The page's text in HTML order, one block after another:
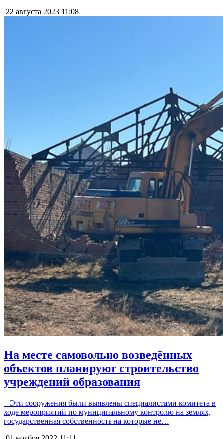
22 августа 2023 11:08
На месте самовольно возведённых
объектов планируют строительство
учреждений образования
– Эти сооружения были выявлены специалистами комитета в
ходе мероприятий по муниципальному контролю на землях,
государственная собственность на которые не…